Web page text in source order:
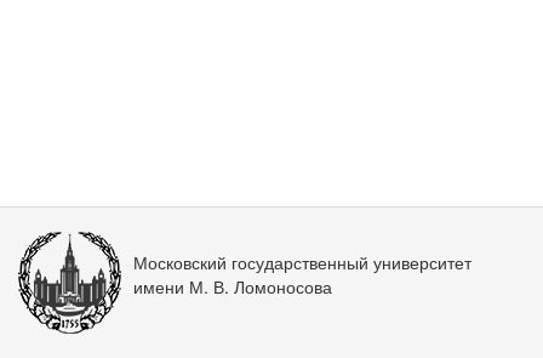
Московский государственный университет
имени М. В. Ломоносова